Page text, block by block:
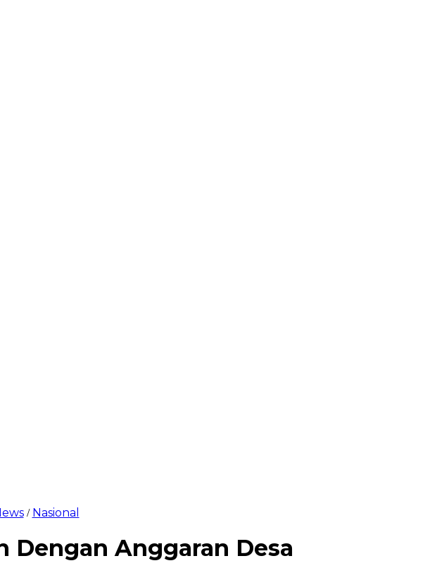
/ Nasional
Dengan Anggaran Desa